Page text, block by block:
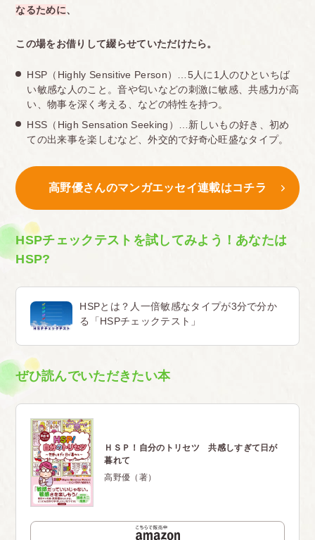
なるために、
この場をお借りして綴らせていただけたら。
HSP（Highly Sensitive Person）…5人に1人のひといちば
い敏感な人のこと。音や匂いなどの刺激に敏感、共感力が高
い、物事を深く考える、などの特性を持つ。
HSS（High Sensation Seeking）…新しいもの好き、初め
ての出来事を楽しむなど、外交的で好奇心旺盛なタイプ。
高野優さんのマンガエッセイ連載はコチラ
HSPチェックテストを試してみよう！あなたは
HSP?
HSPとは？人一倍敏感なタイプが3分で分か
る「HSPチェックテスト」
ぜひ読んでいただきたい本
ＨＳＰ！自分のトリセツ 共感しすぎて日が
暮れて
高野優（著）